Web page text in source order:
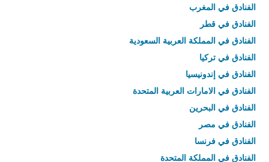
الفنادق في المغرب
الفنادق في قطر
الفنادق في المملكة العربية السعودية
الفنادق في تركيا
الفنادق في إندونيسيا
الفنادق في الامارات العربية المتحدة
الفنادق في البحرين
الفنادق في مصر
الفنادق في فرنسا
الفنادق في المملكة المتحدة